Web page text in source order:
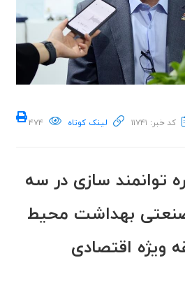
کد خبر: ۱۱۷۴۱ لینک کوتاه ۴۷۴
توانمند سازی در سه
بهداشت محیط
ویژه اقتصادی